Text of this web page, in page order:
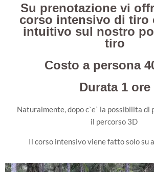
Su prenotazione vi
corso intensivo di tiro
intuitivo sul nostro
tiro
Costo a persona
Durata 1 ore
Naturalmente, dopo c`e` la possibilita di
il percorso 3D
Il corso intensivo viene fatto solo su